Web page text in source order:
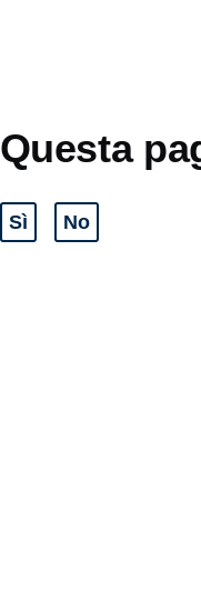
Questa
Sì